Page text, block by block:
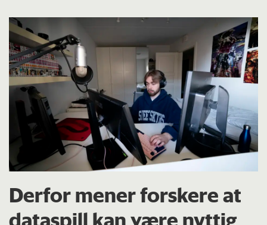
Derfor mener forskere at
dataspill kan være nyttig